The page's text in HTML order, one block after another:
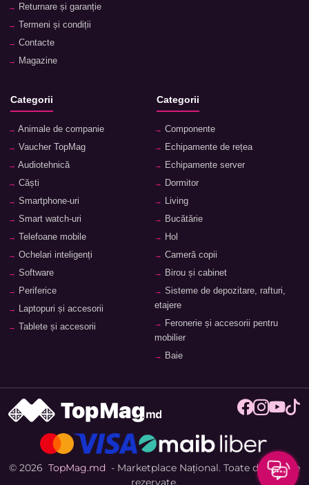
Returnare și garanție
Termeni și condiții
Contacte
Magazine
Categorii
Animale de companie
Vaucher TopMag
Audiotehnică
Căști
Smartphone-uri
Smart watch-uri
Telefoane mobile
Ochelari inteligenți
Software
Periferice
Laptopuri și accesorii
Tablete și accesorii
Categorii
Componente
Echipamente de rețea
Echipamente server
Dormitor
Living
Bucătărie
Hol
Cameră copii
Birou și cabinet
Sisteme de depozitare, rafturi,
etajere
Feronerie și accesorii pentru
mobilier
Baie
© 2026 TopMag.md - Marketplace Național. Toate drepturile
rezervate.